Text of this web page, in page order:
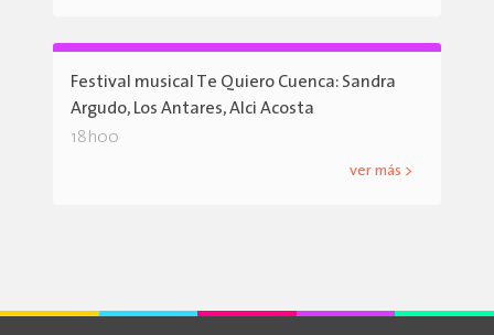
Festival musical Te Quiero Cuenca: Sandra
Argudo, Los Antares, Alci Acosta
18h00
ver más >